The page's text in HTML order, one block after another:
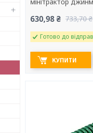
630,98 ₴ 733,70 ₴
Готово до
КУПИТИ